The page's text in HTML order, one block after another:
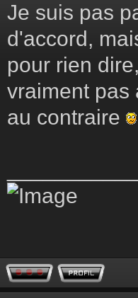
Je suis pas
d'accord,
pour rien
vraiment pas
au contraire